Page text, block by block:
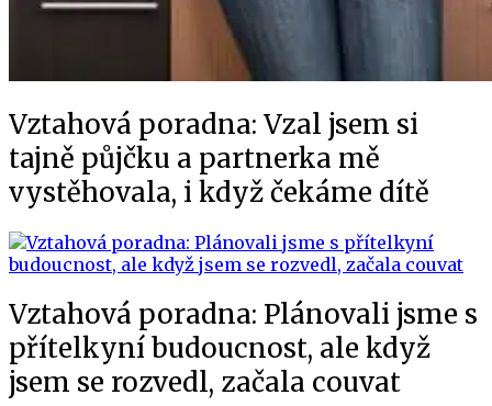
Vztahová poradna: Vzal jsem si
tajně půjčku a partnerka mě
vystěhovala, i když čekáme dítě
Vztahová poradna: Plánovali jsme s
přítelkyní budoucnost, ale když
jsem se rozvedl, začala couvat